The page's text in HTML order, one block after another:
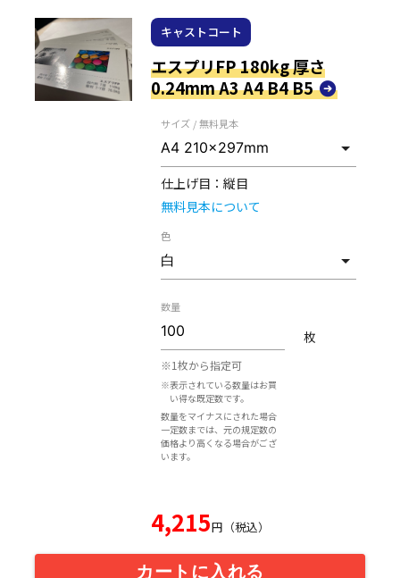
キャストコート
エスプリFP 180kg 厚さ
0.24mm A3 A4 B4 B5
サイズ / 無料見本
仕上げ目： 縦目
無料見本について
色
数量
※1枚から指定可
※表示されている数量はお買
い得な既定数です。
数量をマイナスにされた場合
一定数までは、元の規定数の
価格より高くなる場合がござ
います。
枚
4,215円（税込）
カートに入れる